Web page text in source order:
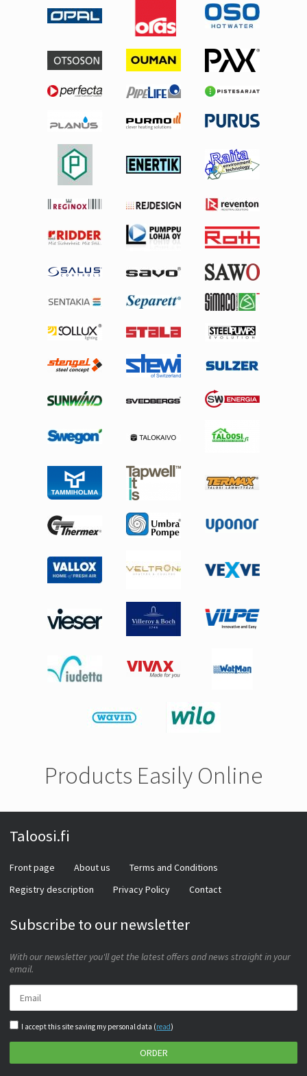
Products Easily Online
Taloosi.fi
Front page About us
Terms and Conditions
Registry description
Privacy Policy Contact
Subscribe to our newsletter
With our newsletter you'll get the latest offers and news straight in your
email.
I accept this site saving my personal data (read)
ORDER